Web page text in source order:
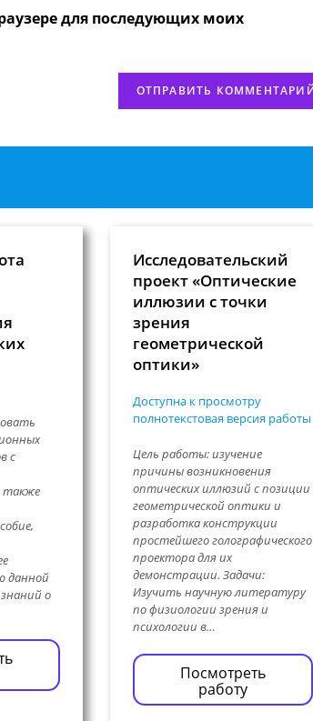
веб-
для последующих моих
с
также
данной
о
Исследовательский
проект «Оптические
иллюзии с точки
зрения
геометрической
оптики»
Доступна к просмотру
полнотекстовая версия работы
Цель работы: изучение
причины возникновения
оптических иллюзий с позиции
геометрической оптики и
разработка конструкции
простейшего голографического
проектора для их
демонстрации. Задачи:
Изучить научную литературу
по физиологии зрения и
психологии в…
Посмотреть
работу